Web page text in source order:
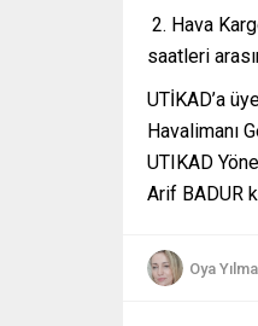
2. Hava
saatleri
UTİKAD’a
Havalimanı
UTIKAD
Arif BADUR
Oya